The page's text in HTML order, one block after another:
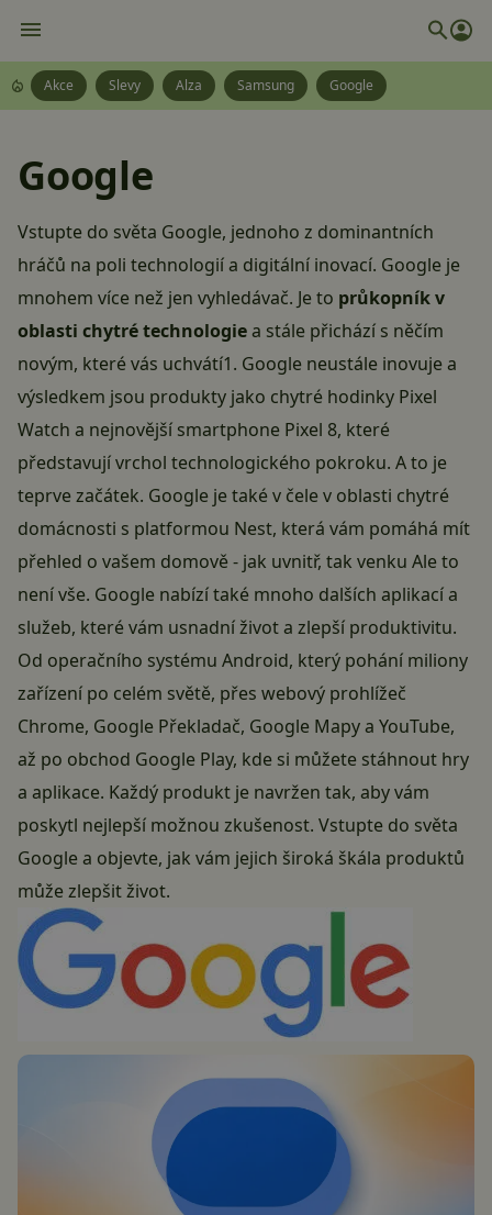
Akce Slevy Alza Samsung Google
Google
Vstupte do světa Google, jednoho z dominantních
hráčů na poli technologií a digitální inovací. Google je
mnohem více než jen vyhledávač. Je to průkopník v
oblasti chytré technologiea stále přichází s něčím
novým, které vás uchvátí​1​. Google neustále inovuje a
výsledkem jsou produkty jako chytré hodinky Pixel
Watch a nejnovější smartphone Pixel 8, které
představují vrchol technologického pokroku​​. A to je
teprve začátek. Google je také v čele v oblasti chytré
domácnosti s platformou Nest, která vám pomáhá mít
přehled o vašem domově - jak uvnitř, tak venku Ale to
není vše. Google nabízí také mnoho dalších aplikací a
služeb, které vám usnadní život a zlepší produktivitu.
Od operačního systému Android, který pohání miliony
zařízení po celém světě, přes webový prohlížeč
Chrome, Google Překladač, Google Mapya YouTube,
až po obchod Google Play, kde si můžete stáhnout hry
a aplikace. Každý produkt je navržen tak, aby vám
poskytl nejlepší možnou zkušenost. Vstupte do světa
Google a objevte, jak vám jejich široká škála produktů
může zlepšit život.